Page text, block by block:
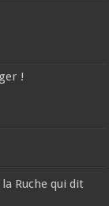
!
Ruche qui dit